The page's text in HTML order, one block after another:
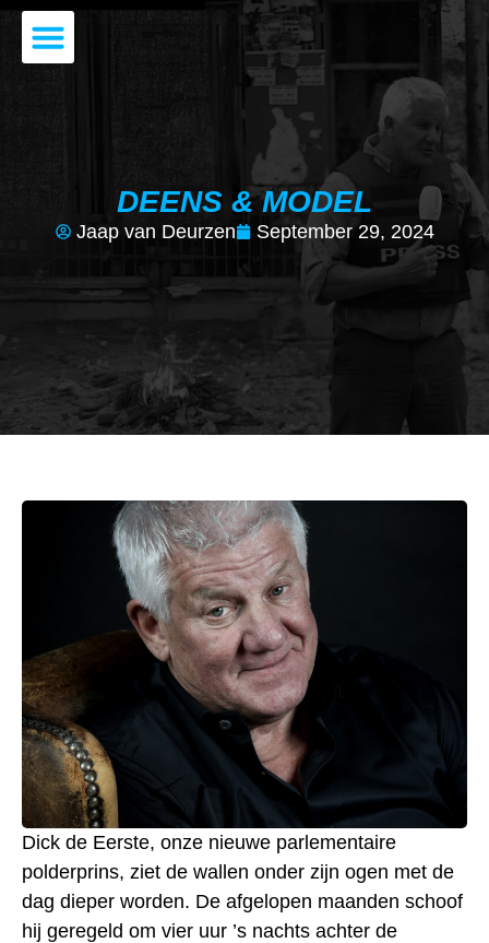
DEENS & MODEL
Jaap van Deurzen September 29, 2024
Dick de Eerste, onze nieuwe parlementaire
polderprins, ziet de wallen onder zijn ogen met de
dag dieper worden. De afgelopen maanden schoof
hij geregeld om vier uur ’s nachts achter de